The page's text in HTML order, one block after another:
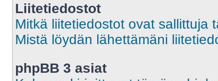
Liitetiedostot
Mitkä liitetiedostot ovat sallittuja
Mistä löydän lähettämäni
phpBB 3 asiat